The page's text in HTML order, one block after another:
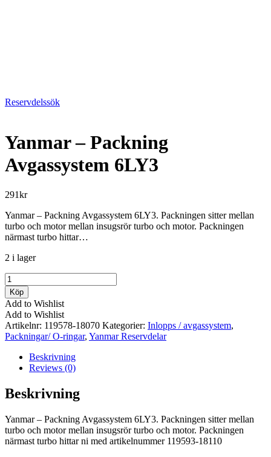
Reservdelssök
Yanmar – Packning
Avgassystem 6LY3
291kr
Yanmar – Packning Avgassystem 6LY3. Packningen sitter mellan
turbo och motor mellan insugsrör turbo och motor. Packningen
närmast turbo hittar…
2 i lager
Yanmar
-
Packning
Avgassystem
6LY3
mängd
Köp
Add to Wishlist
Add to Wishlist
Artikelnr: 119578-18070 Kategorier: Inlopps / avgassystem,
Packningar/ O-ringar, Yanmar Reservdelar
Beskrivning
Reviews (0)
Beskrivning
Yanmar – Packning Avgassystem 6LY3. Packningen sitter mellan
turbo och motor mellan insugsrör turbo och motor. Packningen
närmast turbo hittar ni med artikelnummer 119593-18110